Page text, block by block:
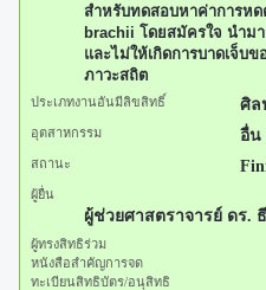
สำหรับทดสอบหาค่าการหด
brachii โดยสมัครใจ นำม
และไม่ให้เกิดการบาดเจ็บ
ภาวะสถิต
ประเภทงานอันมีลิขสิทธิ์ ศิล
อุตสาหกรรม อื่น
สถานะ
ผู้ยื่น
ผู้ช่วยศาสตราจารย์ ดร.
ผู้ทรงสิทธิร่วม
หนังสือสำคัญการจด
ทะเบียนสิทธิบัตร/อนุสิทธิ